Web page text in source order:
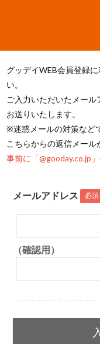
グッデイWEB会員登録
い。
ご入力いただいたメー
お送りいたします。
※迷惑メールの対策など
こちらからの返信メール
事前に「@gooday.co.jp
メールアドレス 必須
（確認用）